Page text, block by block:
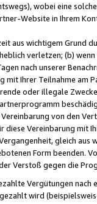
wobei eine
Website in Ihrem
aus wichtigem Grund
verletzen; (b)
nach unserer
mit Ihrer Teilnahme am
oder illegale
von den
Vereinbarung mit
gleich
Form beenden.
Verstoß gegen die
Vergütungen
wird